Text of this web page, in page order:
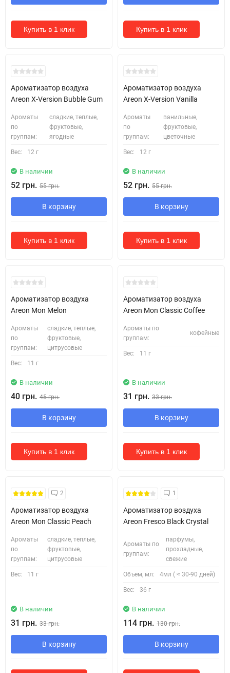
Купить в 1 клик Купить в 1 клик
Ароматизатор воздуха
Areon X-Version Bubble Gum
Ароматы
по
группам:
сладкие, теплые,
фруктовые,
ягодные
Вес: 12 г
В наличии
52 грн. 55 грн.
В корзину
Купить в 1 клик
Ароматизатор воздуха
Areon X-Version Vanilla
Ароматы
по
группам:
ванильные,
фруктовые,
цветочные
Вес: 12 г
В наличии
52 грн. 55 грн.
В корзину
Купить в 1 клик
Ароматизатор воздуха
Areon Mon Melon
Ароматы
по
группам:
сладкие, теплые,
фруктовые,
цитрусовые
Вес: 11 г
В наличии
40 грн. 45 грн.
В корзину
Купить в 1 клик
Ароматизатор воздуха
Areon Mon Classic Coffee
Ароматы по
группам:
кофейные
Вес: 11 г
В наличии
31 грн. 33 грн.
В корзину
Купить в 1 клик
2
Ароматизатор воздуха
Areon Mon Classic Peach
Ароматы
по
группам:
сладкие, теплые,
фруктовые,
цитрусовые
Вес: 11 г
В наличии
31 грн. 33 грн.
В корзину
1
Ароматизатор воздуха
Areon Fresco Black Crystal
Ароматы по
группам:
парфумы,
прохладные,
свежие
Объем, мл: 4мл ( ≈ 30-90 дней)
Вес: 36 г
В наличии
114 грн. 130 грн.
В корзину